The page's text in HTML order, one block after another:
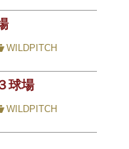
WILDPITCH
球場
WILDPITCH